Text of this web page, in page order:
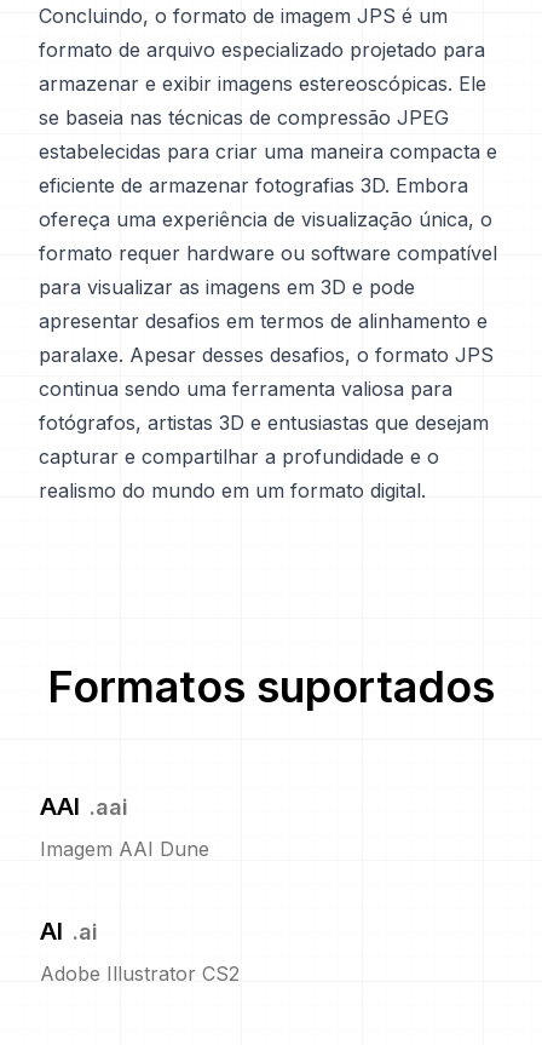
Concluindo, o formato de imagem JPS é um
formato de arquivo especializado projetado para
armazenar e exibir imagens estereoscópicas. Ele
se baseia nas técnicas de compressão JPEG
estabelecidas para criar uma maneira compacta e
eficiente de armazenar fotografias 3D. Embora
ofereça uma experiência de visualização única, o
formato requer hardware ou software compatível
para visualizar as imagens em 3D e pode
apresentar desafios em termos de alinhamento e
paralaxe. Apesar desses desafios, o formato JPS
continua sendo uma ferramenta valiosa para
fotógrafos, artistas 3D e entusiastas que desejam
capturar e compartilhar a profundidade e o
realismo do mundo em um formato digital.
Formatos suportados
AAI .aai
Imagem AAI Dune
AI .ai
Adobe Illustrator CS2